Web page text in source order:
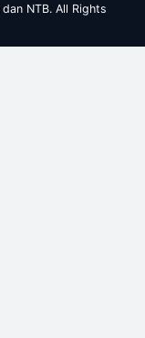
NTB. All Rights